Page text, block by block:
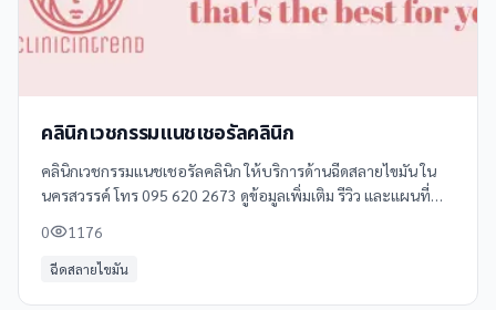
คลินิกเวชกรรมแนชเชอรัลคลินิก
คลินิกเวชกรรมแนชเชอรัลคลินิก ให้บริการด้านฉีดสลายไขมัน ใน
นครสวรรค์ โทร 095 620 2673 ดูข้อมูลเพิ่มเติม รีวิว และแผนที่
0 1176
ฉีดสลายไขมัน